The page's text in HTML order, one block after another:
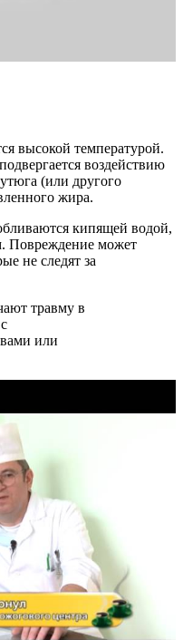
высокой температурой.
воздействию
(или другого
жира.
кипящей водой,
Повреждение может
не следят за
травму в
или